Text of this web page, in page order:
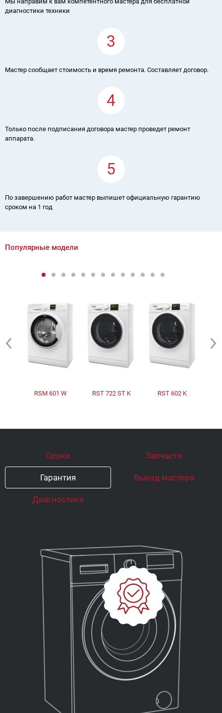
диагностики техники
3
Мастер сообщает стоимость и время ремонта. Составляет договор.
4
Только после подписания договора мастер проведет ремонт
аппарата.
5
По завершению работ мастер выпишет официальную гарантию
сроком на 1 год
Популярные модели
RSM 601 W RST 722 ST K RST 602 K
Сроки Запчасти
Гарантия Выезд мастера
Диагностика